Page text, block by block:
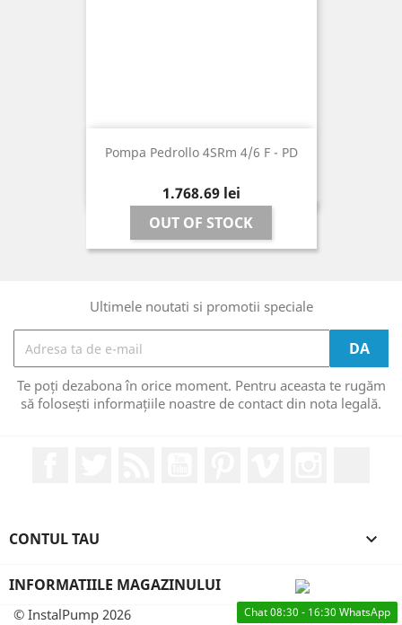
Pompa Pedrollo 4SRm 4/6 F - PD
Pret
1.768,69 lei
OUT OF STOCK
Ultimele noutati si promotii speciale
Te poți dezabona în orice moment. Pentru aceasta te rugăm
să folosești informațiile noastre de contact din nota legală.
CONTUL TAU 
INFORMATIILE MAGAZINULUI
Chat 08:30 - 16:30 WhatsApp
© InstalPump 2026